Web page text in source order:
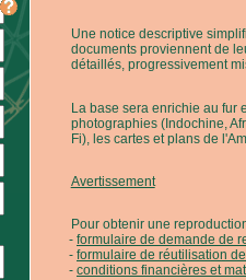
Une notice descriptive
documents proviennent de
détaillés, progressivement
La base sera enrichie au fur
photographies (Indochine,
Fi), les cartes et plans de
Avertissement
Pour obtenir une
formulaire de demande de
formulaire de réutilisation
conditions financières et